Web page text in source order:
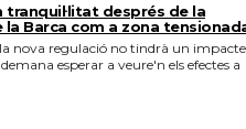
tranquil·litat després de la
Barca com a zona
nova regulació no tindrà un impacte
esperar a veure'n els efectes a